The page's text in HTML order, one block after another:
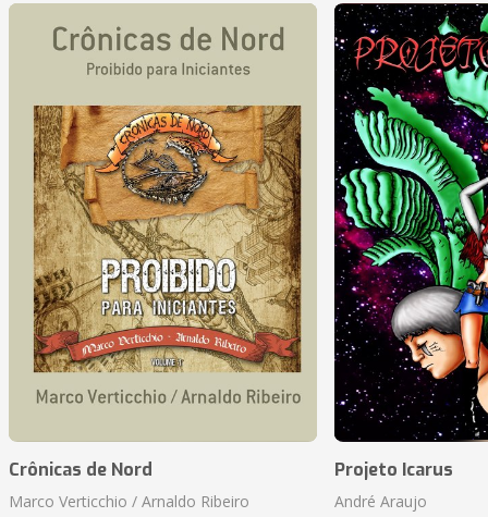
Crônicas de Nord
Marco Verticchio / Arnaldo Ribeiro
Projeto Icarus
André Araujo